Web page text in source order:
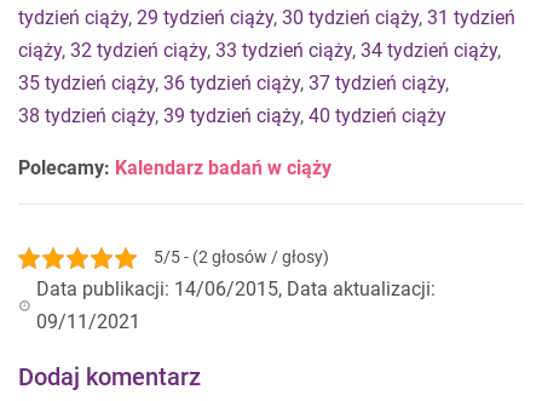
tydzień ciąży, 29 tydzień ciąży, 30 tydzień ciąży, 31 tydzień
ciąży, 32 tydzień ciąży, 33 tydzień ciąży, 34 tydzień ciąży,
35 tydzień ciąży, 36 tydzień ciąży, 37 tydzień ciąży,
38 tydzień ciąży, 39 tydzień ciąży, 40 tydzień ciąży
Polecamy: Kalendarz badań w ciąży
5/5 - (2 głosów / głosy)
Data publikacji: 14/06/2015, Data aktualizacji:
09/11/2021
Dodaj komentarz